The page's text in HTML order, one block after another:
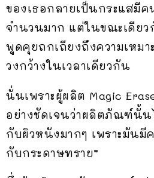
ของเธอกลายเป็นกระแสมีค
จำนวนมาก แต่ในขณะเดีย
พูดคุยถกเถียงถึงความเหม
วงกว้างในเวลาเดียวกัน
นั่นเพราะผู้ผลิต Magic
อย่างชัดเจนว่าผลิตภัณฑ์นั้น
กับผิวหนังมากๆ เพราะมันมี
กับกระดาษทราย”